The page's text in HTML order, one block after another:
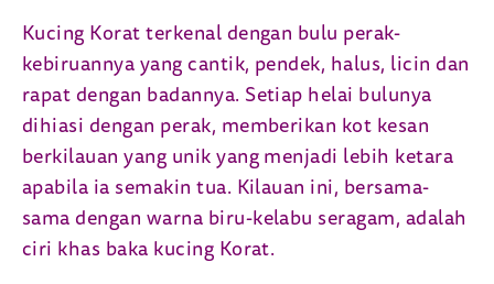
Kucing Korat terkenal dengan bulu perak-
kebiruannya yang cantik, pendek, halus, licin dan
rapat dengan badannya. Setiap helai bulunya
dihiasi dengan perak, memberikan kot kesan
berkilauan yang unik yang menjadi lebih ketara
apabila ia semakin tua. Kilauan ini, bersama-
sama dengan warna biru-kelabu seragam, adalah
ciri khas baka kucing Korat.